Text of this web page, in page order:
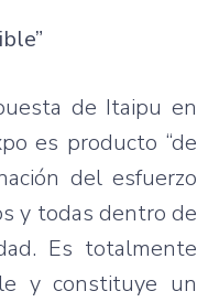
de Itaipu en
es producto “de
delesfuerzo
y todas dentro de
. Es totalmente
yconstituye un